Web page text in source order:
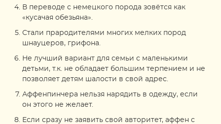
В переводе с немецкого порода зовётся как
«кусачая обезьяна».
Стали прародителями многих мелких пород
шнауцеров, грифона.
Не лучший вариант для семьи с маленькими
детьми, т.к. не обладает большим терпением и не
позволяет детям шалости в свой адрес.
Аффенпинчера нельзя нарядить в одежду, если
он этого не желает.
Если сразу не заявить свой авторитет, аффен с